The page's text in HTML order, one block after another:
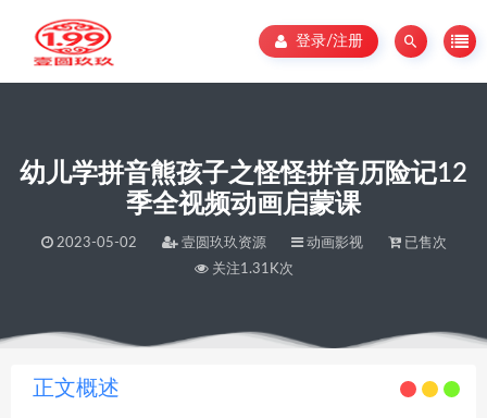
登录/注册
幼儿学拼音熊孩子之怪怪拼音历险记12
季全视频动画启蒙课
2023-05-02 壹圆玖玖资源 动画影视
已售次
关注1.31K次
当前位置：壹圆玖玖资源 >幼儿学拼音熊孩子之怪怪拼音历险记12季全视频动画启蒙课
正文概述